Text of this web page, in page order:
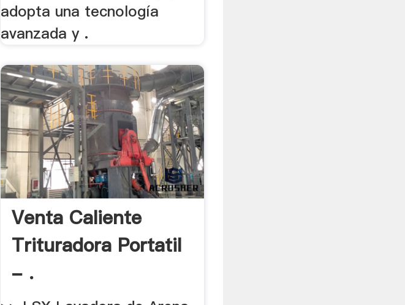
adopta una tecnología
avanzada y .
Venta Caliente
Trituradora Portatil
- .